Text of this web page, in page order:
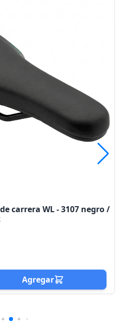
carrera WL - 3107 negro /
Agregar